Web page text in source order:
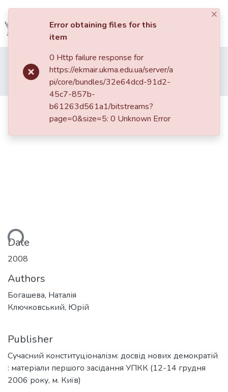
Communities
Collections
All of DSpace
004. Факультет правничих наук
Кафедра загальнотеоретичного правознавства та публічного права
Проблеми розвитку системи політичних партій в Україні
Проблеми розвитку системи
політичних партій в Україні
Date
2008
Authors
Богашева, Наталія
Ключковський, Юрій
Publisher
Сучасний конституціоналізм: досвід нових демократій
: матеріали першого засідання УПКК (12-14 грудня
2006 року, м. Київ)
×
Error obtaining files for this
item
0 Http failure response for
https://ekmair.ukma.edu.ua/server/a
pi/core/bundles/32e64dcd-91d2-
45c7-857b-
b61263d561a1/bitstreams?
page=0&size=5: 0 Unknown Error